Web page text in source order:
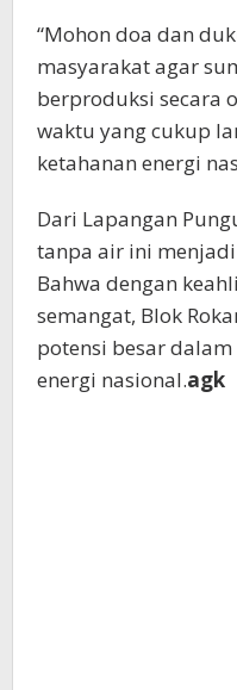
“Mohon doa dan
masyarakat agar
berproduksi secara
waktu yang cukup
ketahanan energi
Dari Lapangan
tanpa air ini
Bahwa dengan
semangat, Blok
potensi besar
energi nasional.agk